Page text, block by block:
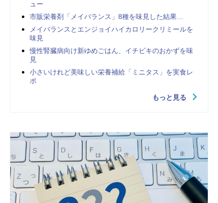
ュー
市販栄養剤「メイバランス」8種を味見した結果…
メイバランスとエンジョイハイカロリークリミールを
味見
慢性腎臓病向け新ゆめごはん、イチビキのおかずを味
見
小さいけれど美味しい栄養補給「ミニタス」を実食レ
ポ
もっと見る